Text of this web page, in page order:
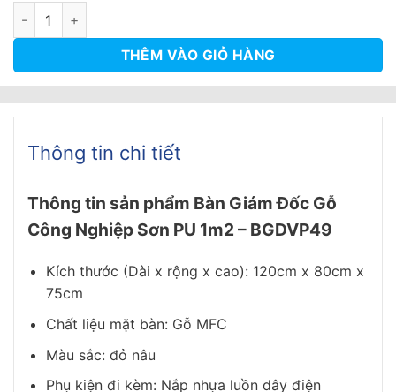
Bàn Giám Đốc Yếm Hoa Văn 2 Hình Thoi 1m2 - BGDVP49 số
THÊM VÀO GIỎ HÀNG
Thông tin chi tiết
Thông tin sản phẩm Bàn Giám Đốc Gỗ
Công Nghiệp Sơn PU 1m2 – BGDVP49
Kích thước (Dài x rộng x cao): 120cm x 80cm x
75cm
Chất liệu mặt bàn: Gỗ MFC
Màu sắc: đỏ nâu
Phụ kiện đi kèm: Nắp nhựa luồn dây điện